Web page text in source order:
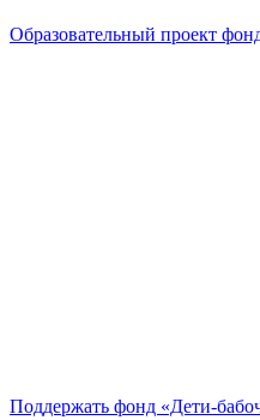
Образовательный проект
Поддержать фонд «Дети-